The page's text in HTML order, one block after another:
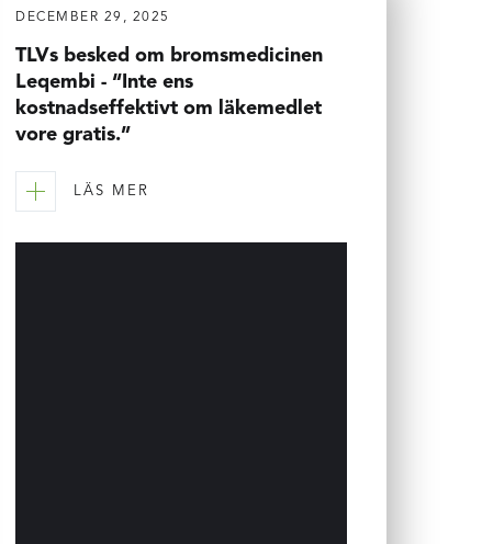
DECEMBER 29, 2025
TLVs besked om bromsmedicinen
Leqembi - “Inte ens
kostnadseffektivt om läkemedlet
vore gratis.”
LÄS MER